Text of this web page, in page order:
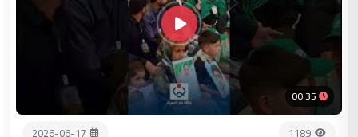
00:35
1189
2026-06-17